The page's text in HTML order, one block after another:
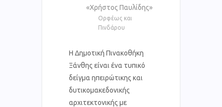
«Χρήστος Παυλίδης»
Ορφέως και
Πινδάρου
Η Δημοτική Πινακοθήκη
Ξάνθης είναι ένα τυπικό
δείγμα ηπειρώτικης και
δυτικομακεδονικής
αρχιτεκτονικής με